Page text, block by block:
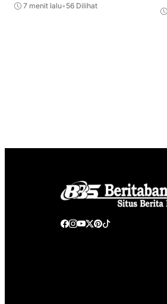
7 menit lalu• 56 Dilihat